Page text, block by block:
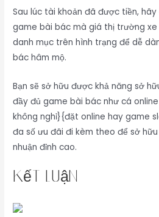
Sau lúc tài khoản đã được tiền,
game bài bác mà giá thị trường xe
danh mục trên hình trạng để dễ
bác hâm mộ.
Bạn sẽ sở hữu được khả năng sở
đầy đủ game bài bác như cá
không nghỉ}{đặt online hay game
đa số ưu đãi đi kèm theo để sở
nhuận đỉnh cao.
Kết Luận